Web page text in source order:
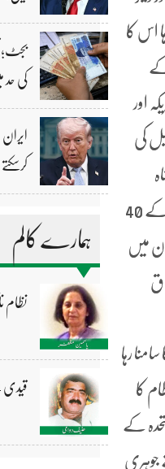
بجٹ؛
کی حد
ایران
ہمارے کالم
نظام
قیدی 804 کی یاترا کیوں؟
اس کا
اور
کی
رضا شاہ
پہلوی سے ایسے معاہدے پر دستخط کروالئے گئے جس کے تحت امریکی، برطانوی اور فرانسیسی کمپنیوں کو ایران کے تیل کے 40
میں
رہا
کا
متحدہ کے
جوہری